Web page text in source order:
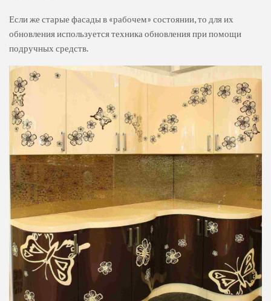
Если же старые фасады в «рабочем» состоянии, то для их
обновления используется техника обновления при помощи
подручных средств.